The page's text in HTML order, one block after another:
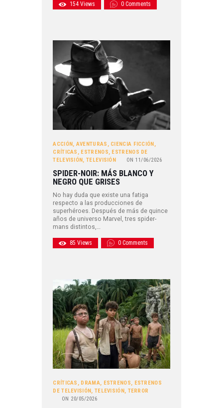
154 Views 0 Comments
ACCIÓN , AVENTURAS , CIENCIA FICCIÓN ,
CRÍTICAS , ESTRENOS, ESTRENOS DE
TELEVISIÓN , TELEVISIÓN ON 11/06/2026
SPIDER-NOIR: MÁS BLANCO Y
NEGRO QUE GRISES
No hay duda que existe una fatiga
respecto a las producciones de
superhéroes. Después de más de quince
años de universo Marvel, tres spider-
mans distintos,…
85 Views 0 Comments
CRÍTICAS , DRAMA, ESTRENOS, ESTRENOS
DE TELEVISIÓN, TELEVISIÓN, TERROR
ON 20/05/2026